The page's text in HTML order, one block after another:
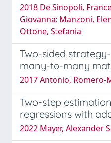
2018 De Sinopoli,
Giovanna; Manzoni,
Ottone, Stefania
Two-sided
many-to-many
2017 Antonio, Romero-
Two-step
regressions with
2022 Mayer, Alexander